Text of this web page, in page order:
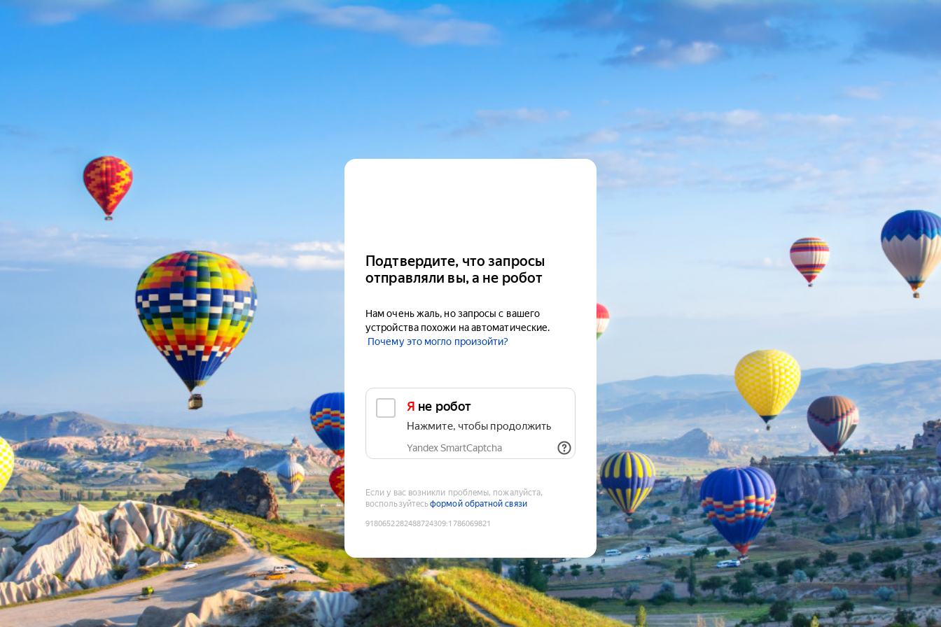
Подтвердите, что запросы
отправляли вы, а не робот
Нам очень жаль, но запросы с вашего
устройства похожи на автоматические.
Почему это могло произойти?
Я не робот
Нажмите, чтобы продолжить
Yandex SmartCaptcha
Если у вас возникли проблемы, пожалуйста,
воспользуйтесьформой обратной связи
9180652282488724309:1786069821